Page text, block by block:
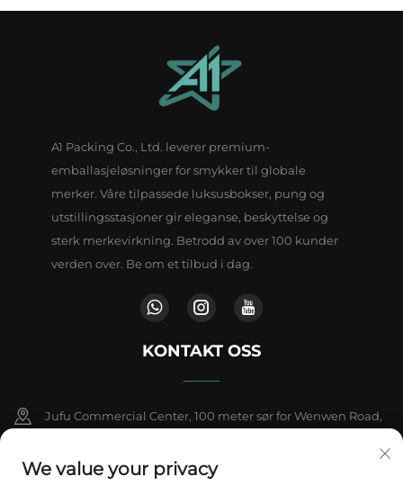
A1 Packing Co., Ltd. leverer premium-
emballasjeløsninger for smykker til globale
merker. Våre tilpassede luksusbokser, pung og
utstillingsstasjoner gir eleganse, beskyttelse og
sterk merkevirkning. Betrodd av over 100 kunder
verden over. Be om et tilbud i dag.
KONTAKT OSS
Jufu Commercial Center, 100 meter sør for Wenwen Road,
+86-18802602550
We value your privacy